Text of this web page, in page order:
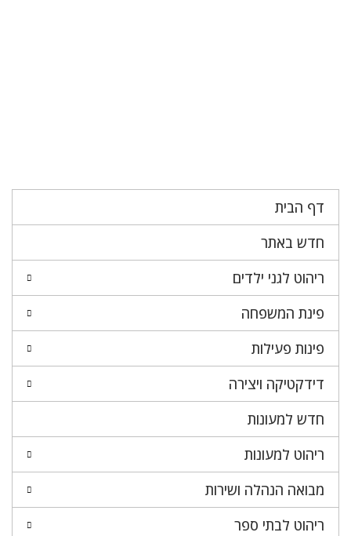
דף הבית
חדש באתר
ריהוט לגני ילדים
פינת המשפחה
פינות פעילות
דידקטיקה ויצירה
חדש למעונות
ריהוט למעונות
מבואה הנהלה ושירות
ריהוט לבתי ספר